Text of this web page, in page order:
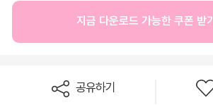
지금 다운로드 가능한 쿠폰 받기
공유하기